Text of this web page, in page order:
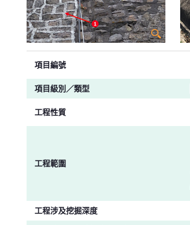
項目編號
項目級別／類型
工程性質
工程範圍
工程涉及挖掘深度